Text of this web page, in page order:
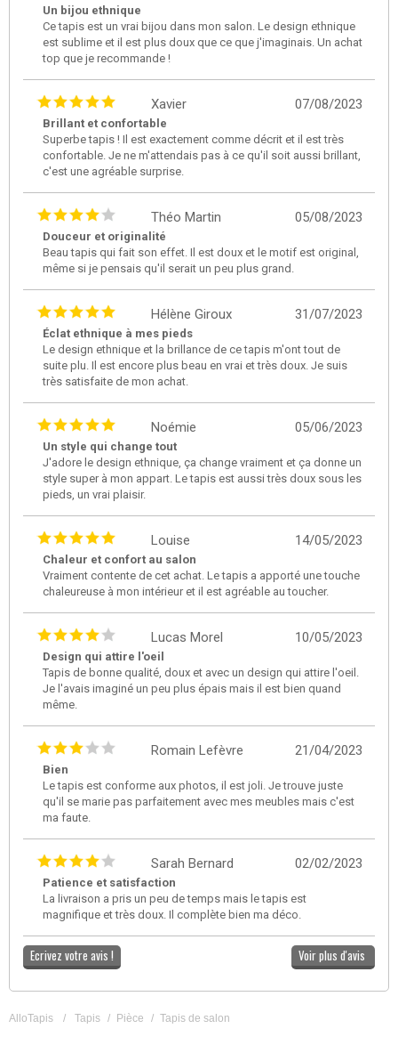
Un bijou ethnique
Ce tapis est un vrai bijou dans mon salon. Le design ethnique
est sublime et il est plus doux que ce que j'imaginais. Un achat
top que je recommande !
07/08/2023
Xavier
Brillant et confortable
Superbe tapis ! Il est exactement comme décrit et il est très
confortable. Je ne m'attendais pas à ce qu'il soit aussi brillant,
c'est une agréable surprise.
05/08/2023
Théo Martin
Douceur et originalité
Beau tapis qui fait son effet. Il est doux et le motif est original,
même si je pensais qu'il serait un peu plus grand.
31/07/2023
Hélène Giroux
Éclat ethnique à mes pieds
Le design ethnique et la brillance de ce tapis m'ont tout de
suite plu. Il est encore plus beau en vrai et très doux. Je suis
très satisfaite de mon achat.
05/06/2023
Noémie
Un style qui change tout
J'adore le design ethnique, ça change vraiment et ça donne un
style super à mon appart. Le tapis est aussi très doux sous les
pieds, un vrai plaisir.
14/05/2023
Louise
Chaleur et confort au salon
Vraiment contente de cet achat. Le tapis a apporté une touche
chaleureuse à mon intérieur et il est agréable au toucher.
10/05/2023
Lucas Morel
Design qui attire l'oeil
Tapis de bonne qualité, doux et avec un design qui attire l'oeil.
Je l'avais imaginé un peu plus épais mais il est bien quand
même.
21/04/2023
Romain Lefèvre
Bien
Le tapis est conforme aux photos, il est joli. Je trouve juste
qu'il se marie pas parfaitement avec mes meubles mais c'est
ma faute.
02/02/2023
Sarah Bernard
Patience et satisfaction
La livraison a pris un peu de temps mais le tapis est
magnifique et très doux. Il complète bien ma déco.
Ecrivez votre avis ! Voir plus d'avis
AlloTapis / Tapis / Pièce / Tapis de salon